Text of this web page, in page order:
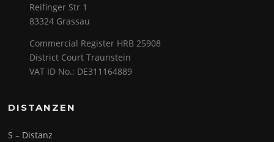
Reifinger Str 1
83324 Grassau
Commercial Register HRB 25908
District Court Traunstein
VAT ID No.: DE311164889
DISTANZEN
S – Distanz